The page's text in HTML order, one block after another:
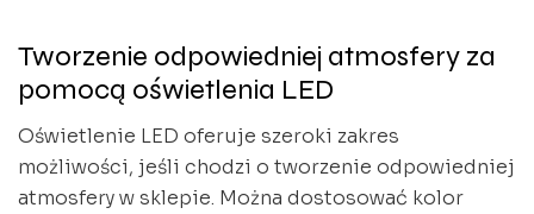
Tworzenie odpowiedniej atmosfery za
pomocą oświetlenia LED
Oświetlenie LED oferuje szeroki zakres
możliwości, jeśli chodzi o tworzenie odpowiedniej
atmosfery w sklepie. Można dostosować kolor